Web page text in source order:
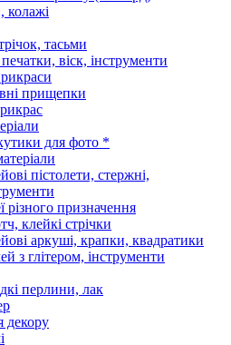
колажі
тасьми
віск, інструменти
прищепки
для фото *
пістолети, стержні,
різного призначення
клейкі стрічки
аркуші, крапки, квадратики
з глітером, інструменти
перлини, лак
декору